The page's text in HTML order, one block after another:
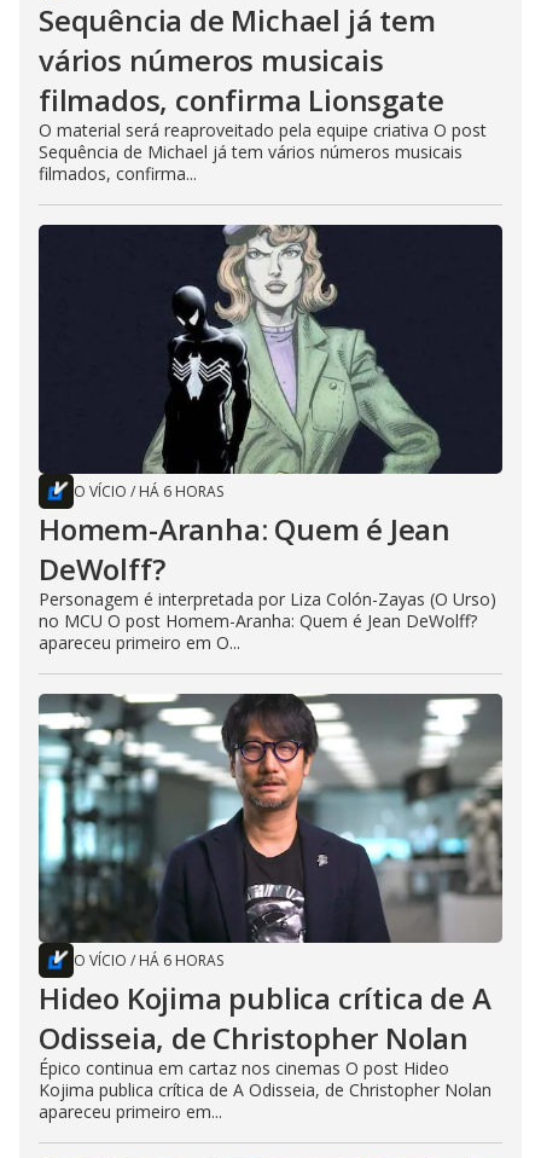
Sequência de Michael já tem
vários números musicais
filmados, confirma Lionsgate
O material será reaproveitado pela equipe criativa O post
Sequência de Michael já tem vários números musicais
filmados, confirma...
O VÍCIO / HÁ 6 HORAS
Homem-Aranha: Quem é Jean
DeWolff?
Personagem é interpretada por Liza Colón-Zayas (O Urso)
no MCU O post Homem-Aranha: Quem é Jean DeWolff?
apareceu primeiro em O...
O VÍCIO / HÁ 6 HORAS
Hideo Kojima publica crítica de A
Odisseia, de Christopher Nolan
Épico continua em cartaz nos cinemas O post Hideo
Kojima publica crítica de A Odisseia, de Christopher Nolan
apareceu primeiro em...